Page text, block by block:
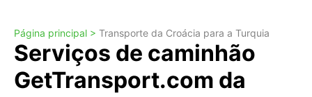
Página principal > Transporte da Croácia para a Turquia
Serviços de caminhão
GetTransport.com da